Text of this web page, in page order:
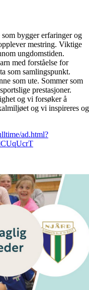
bygger erfaringer og
mestring. Viktige
ungdomstiden.
med forståelse for
som samlingspunkt.
som ute. Sommer som
prestasjoner.
og vi forsøker å
og vi inspireres og
ad.html?